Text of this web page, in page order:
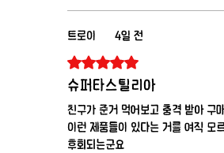
트로이 4일 전
별점 5점 중 5점을 주었습니
슈퍼타스틸리아
친구가 준거 먹어보고 충격 받아 구
이런 제품들이 있다는 거를 여직 모
후회되는군요